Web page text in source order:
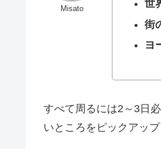
Misato
世
街
ヨ
すべて周るには2～3日
いところをピックアッ